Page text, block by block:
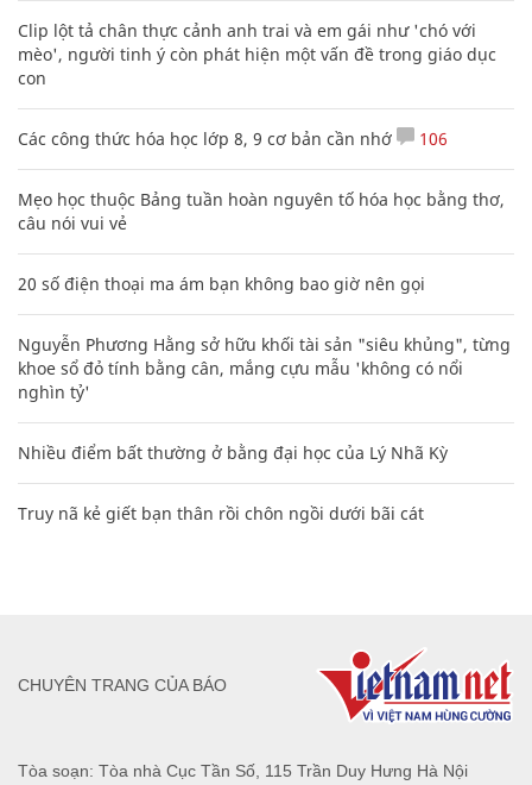
Clip lột tả chân thực cảnh anh trai và em gái như 'chó với
mèo', người tinh ý còn phát hiện một vấn đề trong giáo dục
con
Các công thức hóa học lớp 8, 9 cơ bản cần nhớ 106
Mẹo học thuộc Bảng tuần hoàn nguyên tố hóa học bằng thơ,
câu nói vui vẻ
20 số điện thoại ma ám bạn không bao giờ nên gọi
Nguyễn Phương Hằng sở hữu khối tài sản "siêu khủng", từng
khoe sổ đỏ tính bằng cân, mắng cựu mẫu 'không có nổi
nghìn tỷ'
Nhiều điểm bất thường ở bằng đại học của Lý Nhã Kỳ
Truy nã kẻ giết bạn thân rồi chôn ngồi dưới bãi cát
Tòa soạn: Tòa nhà Cục Tần Số, 115 Trần Duy Hưng Hà Nội
CHUYÊN TRANG CỦA BÁO